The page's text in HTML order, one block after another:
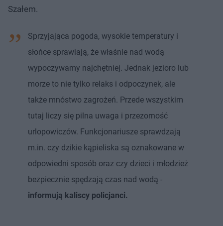
Szałem.
Sprzyjająca pogoda, wysokie temperatury i
słońce sprawiają, że właśnie nad wodą
wypoczywamy najchętniej. Jednak jezioro lub
morze to nie tylko relaks i odpoczynek, ale
także mnóstwo zagrożeń. Przede wszystkim
tutaj liczy się pilna uwaga i przezorność
urlopowiczów. Funkcjonariusze sprawdzają
m.in. czy dzikie kąpieliska są oznakowane w
odpowiedni sposób oraz czy dzieci i młodzież
bezpiecznie spędzają czas nad wodą -
informują kaliscy policjanci.